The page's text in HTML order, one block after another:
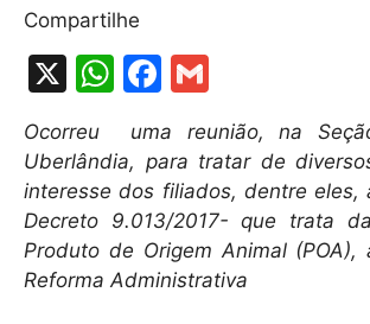
Compartilhe
X
W
at
s
A
p
p
F
c
e
b
o
o
m
ai
l
Ocorreu uma reunião, na
Uberlândia, para tratar de
interesse dos filiados, dentre eles,
Decreto 9.013/2017- que trata
Produto de Origem Animal (POA),
Reforma Administrativa